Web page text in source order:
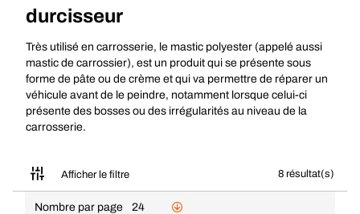
durcisseur
Très utilisé en carrosserie, le mastic polyester (appelé aussi
mastic de carrossier), est un produit qui se présente sous
forme de pâte ou de crème et qui va permettre de réparer un
véhicule avant de le peindre, notamment lorsque celui-ci
présente des bosses ou des irrégularités au niveau de la
carrosserie.
Afficher le filtre 8 résultat(s)
Nombre par page
24